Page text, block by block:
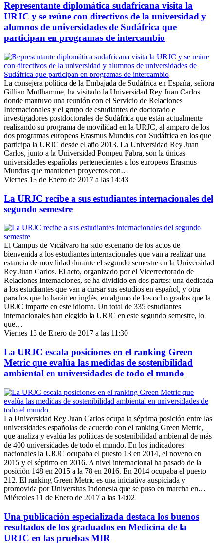
Representante diplomática sudafricana visita la
URJC y se reúne con directivos de la universidad y
alumnos de universidades de Sudáfrica que
participan en programas de intercambio
La consejera política de la Embajada de Sudáfrica en España, señora
Gillian Motlhamme, ha visitado la Universidad Rey Juan Carlos
donde mantuvo una reunión con el Servicio de Relaciones
Internacionales y el grupo de estudiantes de doctorado e
investigadores postdoctorales de Sudáfrica que están actualmente
realizando su programa de movilidad en la URJC, al amparo de los
dos programas europeos Erasmus Mundus con Sudáfrica en los que
participa la URJC desde el año 2013. La Universidad Rey Juan
Carlos, junto a la Universidad Pompeu Fabra, son la únicas
universidades españolas pertenecientes a los europeos Erasmus
Mundus que mantienen proyectos con…
Viernes 13 de Enero de 2017 a las 14:43
La URJC recibe a sus estudiantes internacionales del
segundo semestre
El Campus de Vicálvaro ha sido escenario de los actos de
bienvenida a los estudiantes internacionales que van a realizar una
estancia de movilidad durante el segundo semestre en la Universidad
Rey Juan Carlos. El acto, organizado por el Vicerrectorado de
Relaciones Internaciones, se ha dividido en dos partes: una dedicada
a los estudiantes que van a cursar sus estudios en español, y otra
para los que lo harán en inglés, en alguno de los ocho grados que la
URJC imparte en este idioma. Un total de 335 estudiantes
internacionales han elegido la URJC en este segundo semestre, lo
que…
Viernes 13 de Enero de 2017 a las 11:30
La URJC escala posiciones en el ranking Green
Metric que evalúa las medidas de sostenibilidad
ambiental en universidades de todo el mundo
La Universidad Rey Juan Carlos ocupa la séptima posición entre las
universidades españolas de acuerdo con el ranking Green Metric,
que analiza y evalúa las políticas de sostenibilidad ambiental de más
de 400 universidades de todo el mundo. En los indicadores
nacionales la URJC ocupaba el puesto 13 en 2014, el noveno en
2015 y el séptimo en 2016. A nivel internacional ha pasado de la
posición 148 en 2015 a la 78 en 2016. En 2014 ocupaba el puesto
212. El ranking Green Metric es una iniciativa auspiciada y
promovida por Universitas Indonesia que se puso en marcha en…
Miércoles 11 de Enero de 2017 a las 14:02
Una publicación especializada destaca los buenos
resultados de los graduados en Medicina de la
URJC en las pruebas MIR